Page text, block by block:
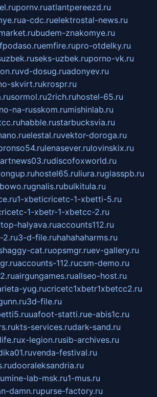
pornv.ruatlantpereezd.ru
a-cdc.ruelektrostal-news.ru
budem-znakomye.ru
fpodaso.ruemfire.rupro-otdelky.ru
seks-uzbek.ruporno-vk.ru
vd-dosug.ruadonyev.ru
skvirt.rukrospr.ru
sormol.ru2rich.ruhostel-65.ru
na-russkom.rumishinlab.ru
habble.rustarbucksvia.ru
elestal.ruvektor-doroga.ru
lenasever.rulovinskix.ru
discofoxworld.ru
hostel65.ruliura.ruglasspb.ru
gnalis.rubulkitula.ru
1-xbeticricetc-1-xbetti-5.ru
1-xbetr-1-xbetcc-2.ru
top-halyava.ruaccounts112.ru
2.ru3-d-file.ruhahahaharms.ru
cat.ruopsmgr.ruev-gallery.ru
accounts-112.rucsm-demo.ru
airgungames.ruallseo-host.ru
yug.rucricetc1xbetr1xbetcc2.ru
3d-file.ru
uafoot-statti.rue-abis1c.ru
kts-services.rudark-sand.ru
x-legion.rusib-archives.ru
venda-festival.ru
dooraleksandria.ru
mine-lab-msk.ru1-mus.ru
damn.rupurse-factory.ru